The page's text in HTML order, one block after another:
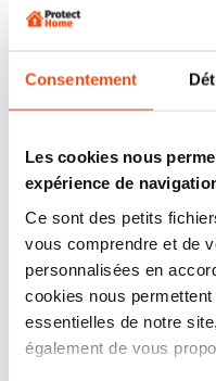
Consentement
Les cookies nous
expérience de
Ce sont des petits
vous comprendre et de
personnalisées en
cookies nous
essentielles de notre
également de vous
tablette
Permet de remplacer les
Permet de donner
vie à
Simulateur de présence
NEDIS SMART LIFE,
instants après puis ¼
Simuler desmouvements,
Possibilité de programmer
Ampoule LED d’une
à 60W
Possibilité de connecter
Google Home
Ultra utile lors des
votre présence.
Donnervie à votre
les cambrioleurs.